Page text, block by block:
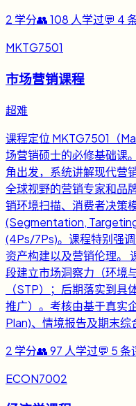
2 学分👥108 人学过💬 4
MKTG7501
市场营销课程
超难
课程定位 MKTG7501（
场营销硕士的必修基础课
角出发，系统讲解现代营
全球视野的营销专家和品
销环境扫描、消费者决策
(Segmentation,
(4Ps/7Ps)。课程特别强
资产构建以及营销伦理。
段建立市场洞察力（环境
（STP）；后期落实到具
推广）。考核由基于真实
Plan)、情境报告及期末综
2 学分👥97 人学过💬 5条
ECON7002